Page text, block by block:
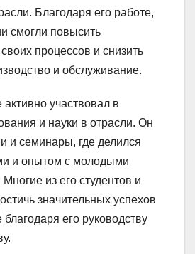
Благодаря его работе,
смогли повысить
процессов и снизить
и обслуживание.
участвовал в
и науки в отрасли. Он
и семинары, где делился
и опытом с молодыми
из его студентов и
значительных успехов
его руководству